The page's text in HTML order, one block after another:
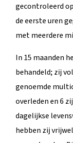
gecontroleerd
de eerste uren
met meerdere
In 15 maanden
behandeld; zij
genoemde
overleden en 6
dagelijkse
hebben zij